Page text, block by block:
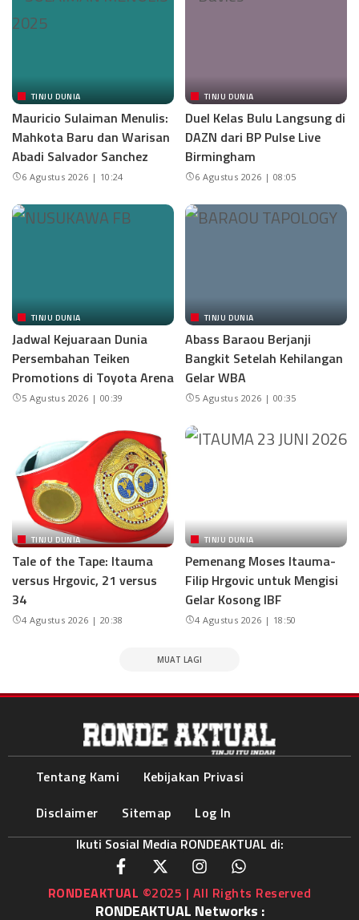
TINJU DUNIA
Mauricio Sulaiman Menulis:
Mahkota Baru dan Warisan
Abadi Salvador Sanchez
6 Agustus 2026 | 10:24
TINJU DUNIA
Duel Kelas Bulu Langsung di
DAZN dari BP Pulse Live
Birmingham
6 Agustus 2026 | 08:05
TINJU DUNIA
Jadwal Kejuaraan Dunia
Persembahan Teiken
Promotions di Toyota Arena
5 Agustus 2026 | 00:39
TINJU DUNIA
Abass Baraou Berjanji
Bangkit Setelah Kehilangan
Gelar WBA
5 Agustus 2026 | 00:35
TINJU DUNIA
Tale of the Tape: Itauma
versus Hrgovic, 21 versus
34
4 Agustus 2026 | 20:38
TINJU DUNIA
Pemenang Moses Itauma-
Filip Hrgovic untuk Mengisi
Gelar Kosong IBF
4 Agustus 2026 | 18:50
MUAT LAGI
Tentang Kami
Kebijakan Privasi
Disclaimer
Sitemap
Log In
Ikuti Sosial Media RONDEAKTUAL di:
RONDEAKTUAL ©2025 | All Rights Reserved
RONDEAKTUAL Networks :